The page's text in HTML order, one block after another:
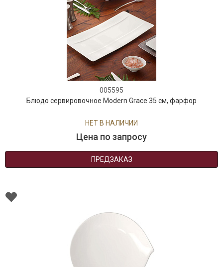
005595
Блюдо сервировочное Modern Grace 35 см, фарфор
НЕТ В НАЛИЧИИ
Цена по запросу
ПРЕДЗАКАЗ